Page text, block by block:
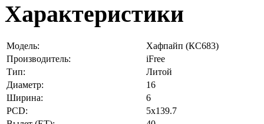
Характеристики
Модель:
Хафпайп (КС683)
Производитель:
iFree
Тип:
Литой
Диаметр:
16
Ширина:
6
PCD:
5x139.7